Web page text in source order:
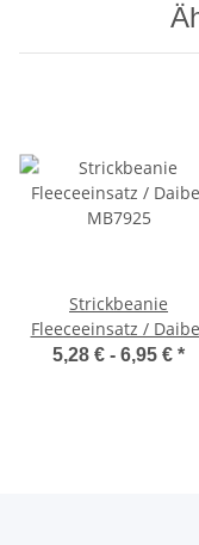
Strickbeanie
Fleeceeinsatz /
MB7925
5,28 € - 6,95 € *